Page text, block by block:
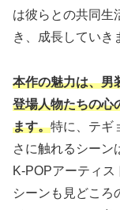
は彼らとの共同生
き、成長していき
本作の魅力は、男
登場人物たちの心
ます。特に、テギ
さに触れるシーン
K-POPアーティ
シーンも見どころ